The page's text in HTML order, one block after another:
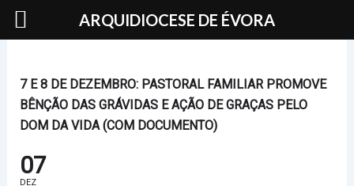
Skip
7 E 8 DE DEZEMBRO: PASTORAL FAMILIAR PROMOVE
BÊNÇÃO DAS GRÁVIDAS E AÇÃO DE GRAÇAS PELO
DOM DA VIDA (COM DOCUMENTO)
07
DEZ
ARQUIDIOCESE DE ÉVORA